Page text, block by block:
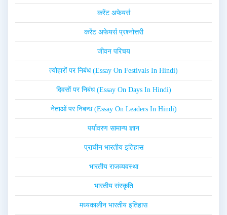
करेंट अफेयर्स
करेंट अफेयर्स प्रश्नोत्तरी
जीवन परिचय
त्योहारों पर निबंध (Essay On Festivals In Hindi)
दिवसों पर निबंध (Essay On Days In Hindi)
नेताओं पर निबन्ध (Essay On Leaders In Hindi)
पर्यावरण सामान्य ज्ञान
प्राचीन भारतीय इतिहास
भारतीय राजव्यवस्था
भारतीय संस्कृति
मध्यकालीन भारतीय इतिहास